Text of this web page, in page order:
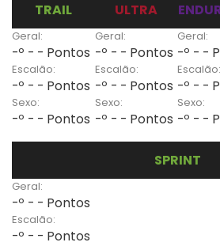
TRAIL
Geral:
-º - - Pontos
Escalão:
-º - - Pontos
Sexo:
-º - - Pontos
ULTRA
Geral:
-º - - Pontos
Escalão:
-º - - Pontos
Sexo:
-º - - Pontos
Geral:
-º - -
Escalão:
-º - -
Sexo:
-º - -
SPRINT
Geral:
-º - - Pontos
Escalão:
-º - - Pontos